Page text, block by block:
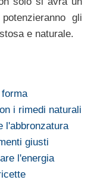
gli
e naturale.
forma
i rimedi naturali
l'abbronzatura
giusti
l'energia